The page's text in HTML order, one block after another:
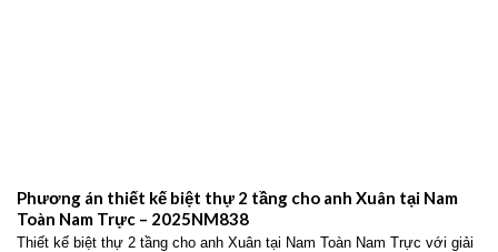
Phương án thiết kế biệt thự 2 tầng cho anh Xuân tại Nam
Toàn Nam Trực – 2025NM838
Thiết kế biệt thự 2 tầng cho anh Xuân tại Nam Toàn Nam Trực với giải